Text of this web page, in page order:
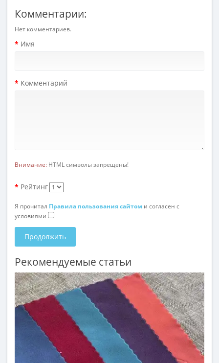
Комментарии:
Нет комментариев.
Имя
Комментарий
Внимание: HTML символы запрещены!
Рейтинг
Я прочитал Правила пользования сайтом и согласен с
условиями
Продолжить
Рекомендуемые статьи